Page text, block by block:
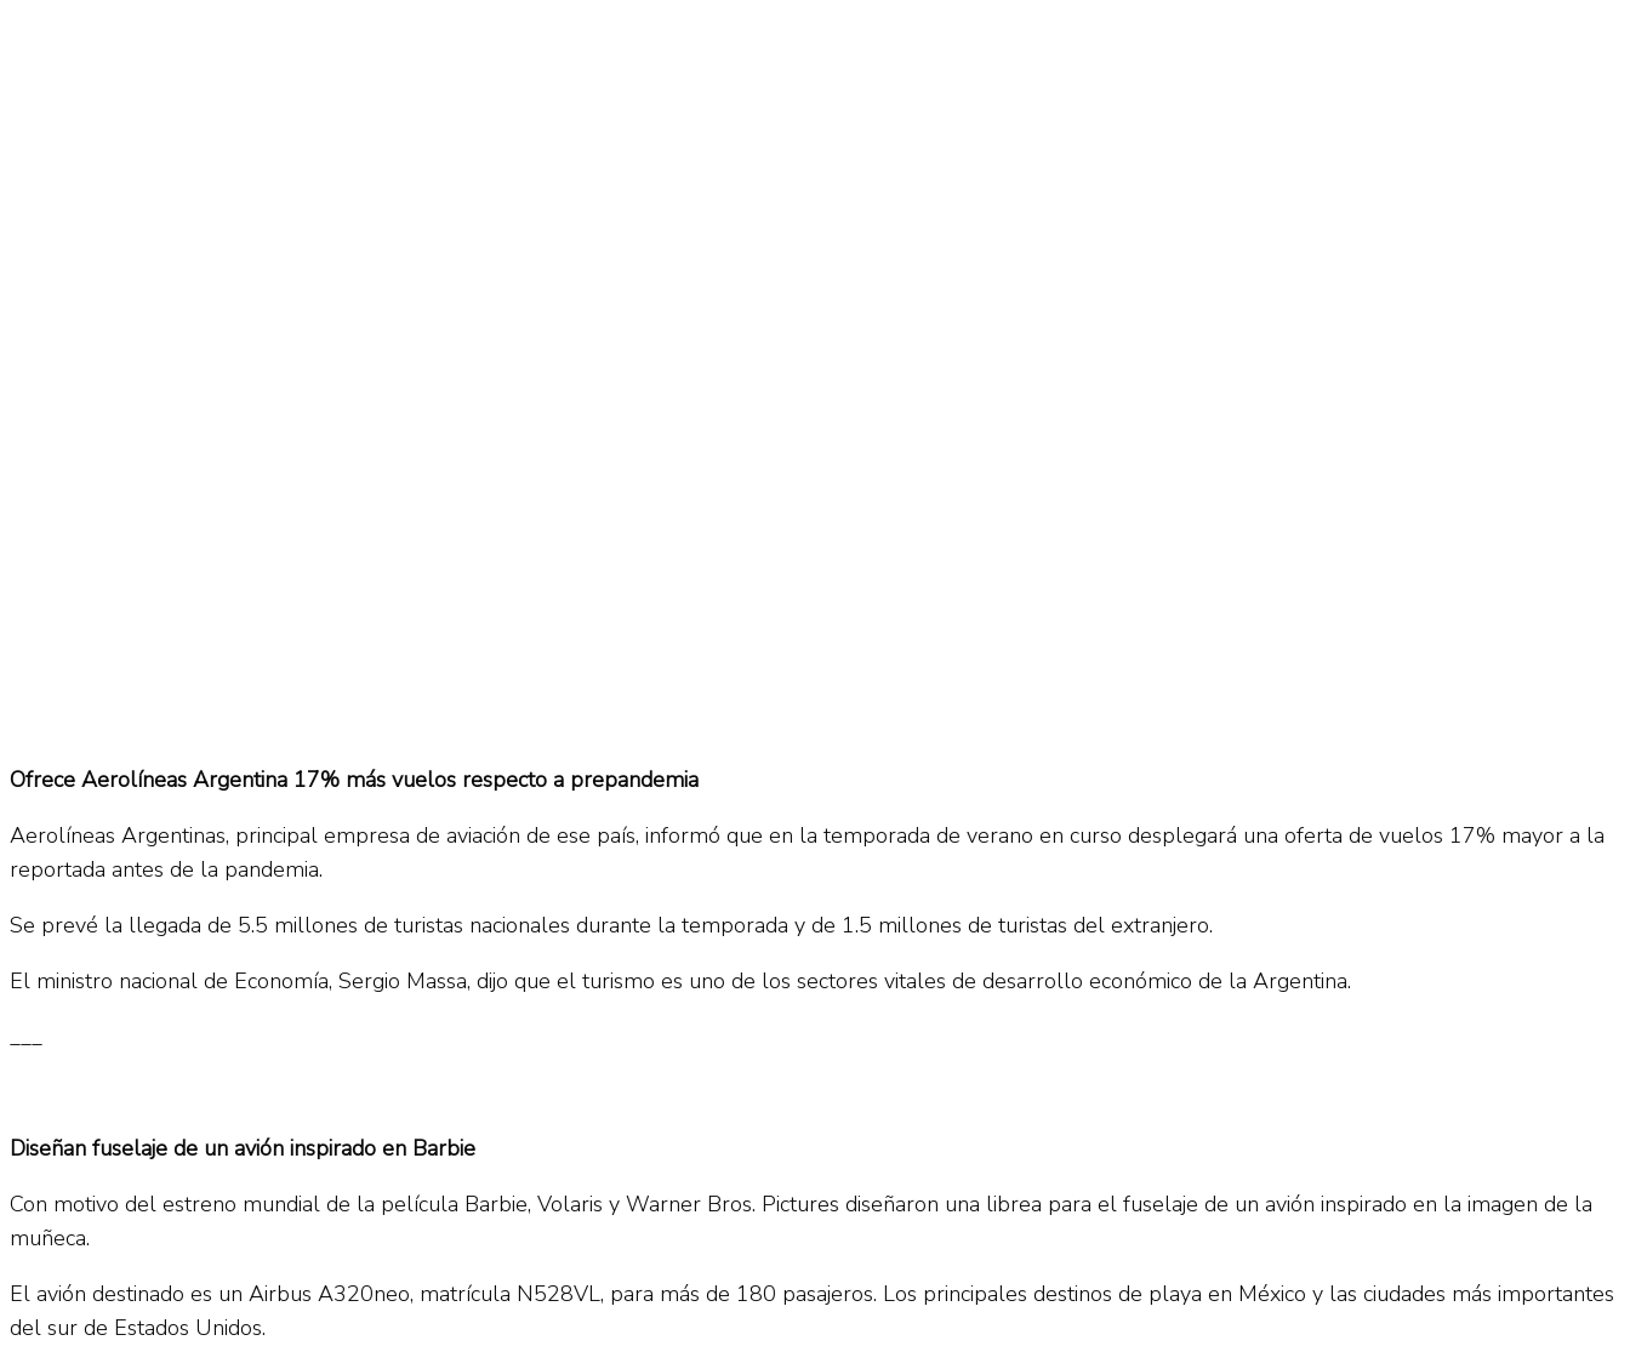
Ofrece Aerolíneas Argentina 17% más vuelos respecto a prepandemia
Aerolíneas Argentinas, principal empresa de aviación de ese país, informó que en la temporada de verano en curso desplegará una oferta de vuelos 17% mayor a la
reportada antes de la pandemia.
Se prevé la llegada de 5.5 millones de turistas nacionales durante la temporada y de 1.5 millones de turistas del extranjero.
El ministro nacional de Economía, Sergio Massa, dijo que el turismo es uno de los sectores vitales de desarrollo económico de la Argentina.
___
Diseñan fuselaje de un avión inspirado en Barbie
Con motivo del estreno mundial de la película Barbie, Volaris y Warner Bros. Pictures diseñaron una librea para el fuselaje de un avión inspirado en la imagen de la
muñeca.
El avión destinado es un Airbus A320neo, matrícula N528VL, para más de 180 pasajeros. Los principales destinos de playa en México y las ciudades más importantes
del sur de Estados Unidos.